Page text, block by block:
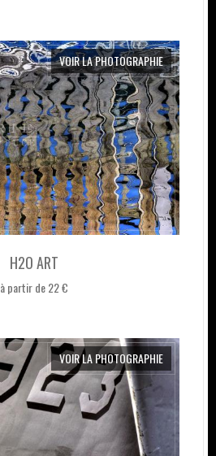
H2O ART
à partir de 22 €
VOIR LA PHOTOGRAPHIE
VOIR LA PHOTOGRAPHIE